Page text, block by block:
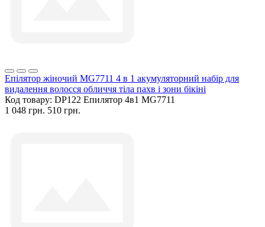
Епілятор жіночий MG7711 4 в 1 акумуляторний набір для
видалення волосся обличчя тіла пахв і зони бікіні
Код товару: DP122 Епилятор 4в1 MG7711
1 048 грн. 510 грн.